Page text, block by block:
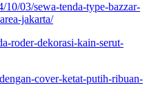
03/sewa-tenda-type-bazzar-
jakarta/
roder-dekorasi-kain-serut-
cover-ketat-putih-ribuan-